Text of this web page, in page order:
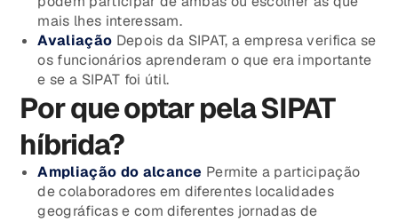
mais lhes interessam.
Avaliação Depois da SIPAT, a empresa verifica se
os funcionários aprenderam o que era importante
e se a SIPAT foi útil.
Por que optar pela SIPAT
híbrida?
Ampliação do alcance Permite a participação
de colaboradores em diferentes localidades
geográficas e com diferentes jornadas de